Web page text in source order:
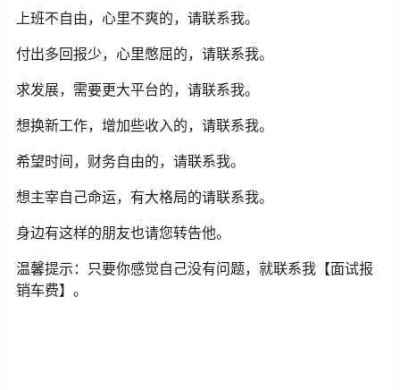
上班不自由，心里不爽的，请联系我。
付出多回报少，心里憋屈的，请联系我。
求发展，需要更大平台的，请联系我。
想换新工作，增加些收入的，请联系我。
希望时间，财务自由的，请联系我。
想主宰自己命运，有大格局的请联系我。
身边有这样的朋友也请您转告他。
温馨提示：只要你感觉自己没有问题，就联系我【面试报
销车费】。